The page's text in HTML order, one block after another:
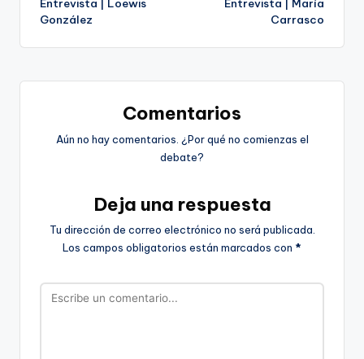
de
entradas
Entrevista | Loewis
González
Entrevista | María
Carrasco
Comentarios
Aún no hay comentarios. ¿Por qué no comienzas el
debate?
Deja una respuesta
Tu dirección de correo electrónico no será publicada.
Los campos obligatorios están marcados con *